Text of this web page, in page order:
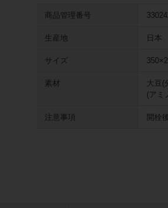
商品管理番号
生産地 日本
サイズ
素材
大豆(
(アミ
注意事項 開栓